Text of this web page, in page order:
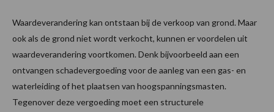
Waardeverandering kan ontstaan bij de verkoop van grond. Maar
ook als de grond niet wordt verkocht, kunnen er voordelen uit
waardeverandering voortkomen. Denk bijvoorbeeld aan een
ontvangen schadevergoeding voor de aanleg van een gas- en
waterleiding of het plaatsen van hoogspanningsmasten.
Tegenover deze vergoeding moet een structurele